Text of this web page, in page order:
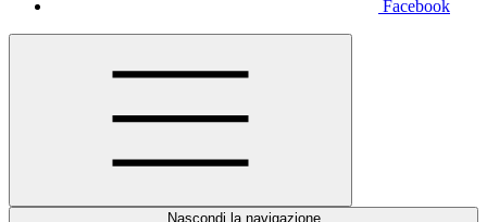
Facebook
Nascondi la navigazione